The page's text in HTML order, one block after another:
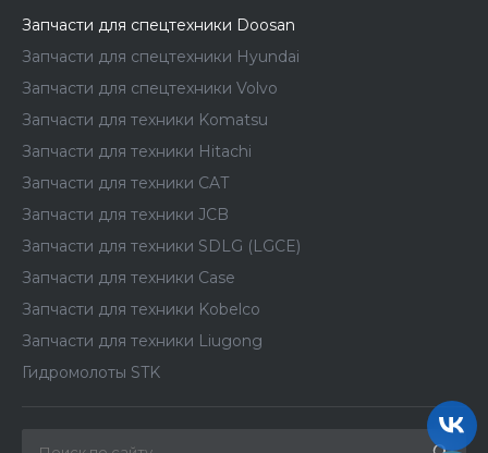
Запчасти для спецтехники Doosan
Запчасти для спецтехники Hyundai
Запчасти для спецтехники Volvo
Запчасти для техники Komatsu
Запчасти для техники Hitachi
Запчасти для техники CAT
Запчасти для техники JCB
Запчасти для техники SDLG (LGCE)
Запчасти для техники Case
Запчасти для техники Kobelco
Запчасти для техники Liugong
Гидромолоты STK